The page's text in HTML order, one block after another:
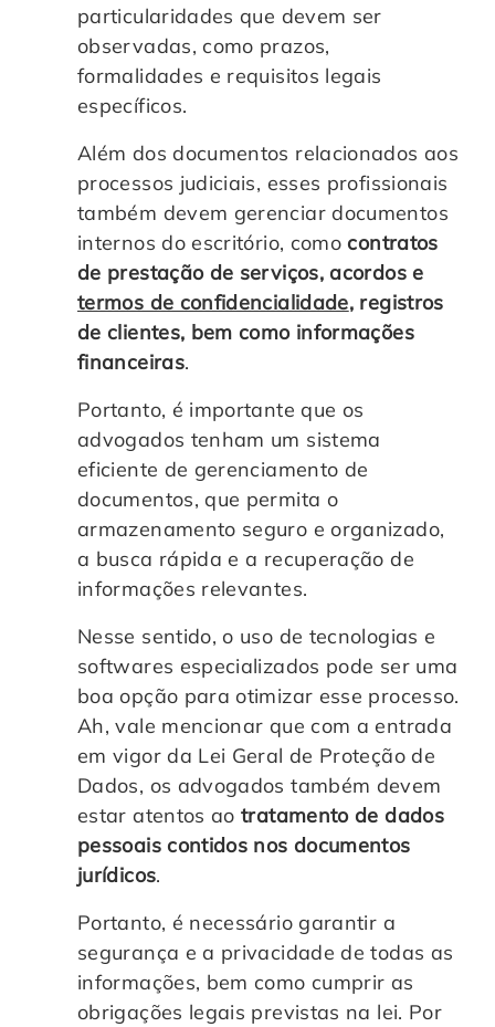
particularidades que devem ser
observadas, como prazos,
formalidades e requisitos legais
específicos.
Além dos documentos relacionados aos
processos judiciais, esses profissionais
também devem gerenciar documentos
internos do escritório, como contratos
de prestação de serviços, acordos e
termos de confidencialidade, registros
de clientes, bem como informações
financeiras.
Portanto, é importante que os
advogados tenham um sistema
eficiente de gerenciamento de
documentos, que permita o
armazenamento seguro e organizado,
a busca rápida e a recuperação de
informações relevantes.
Nesse sentido, o uso de tecnologias e
softwares especializados pode ser uma
boa opção para otimizar esse processo.
Ah, vale mencionar que com a entrada
em vigor da Lei Geral de Proteção de
Dados, os advogados também devem
estar atentos aotratamento de dados
pessoais contidos nos documentos
jurídicos.
Portanto, é necessário garantir a
segurança e a privacidade de todas as
informações, bem como cumprir as
obrigações legais previstas na lei. Por